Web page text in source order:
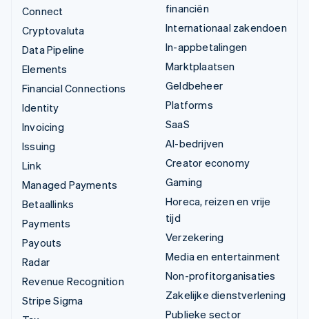
Connect
Cryptovaluta
Data Pipeline
Elements
Financial Connections
Identity
Invoicing
Issuing
Link
Managed Payments
Betaallinks
Payments
Payouts
Radar
Revenue Recognition
Stripe Sigma
financiën
Internationaal zakendoen
In-appbetalingen
Marktplaatsen
Geldbeheer
Platforms
SaaS
AI-bedrijven
Creator economy
Gaming
Horeca, reizen en vrije
tijd
Verzekering
Media en entertainment
Non-profitorganisaties
Zakelijke dienstverlening
Publieke sector